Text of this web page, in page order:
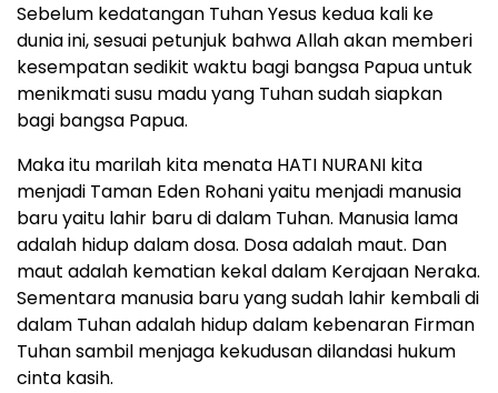
Sebelum kedatangan Tuhan Yesus kedua kali ke
dunia ini, sesuai petunjuk bahwa Allah akan memberi
kesempatan sedikit waktu bagi bangsa Papua untuk
menikmati susu madu yang Tuhan sudah siapkan
bagi bangsa Papua.
Maka itu marilah kita menata HATI NURANI kita
menjadi Taman Eden Rohani yaitu menjadi manusia
baru yaitu lahir baru di dalam Tuhan. Manusia lama
adalah hidup dalam dosa. Dosa adalah maut. Dan
maut adalah kematian kekal dalam Kerajaan Neraka.
Sementara manusia baru yang sudah lahir kembali di
dalam Tuhan adalah hidup dalam kebenaran Firman
Tuhan sambil menjaga kekudusan dilandasi hukum
cinta kasih.